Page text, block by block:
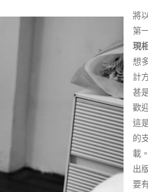
將
第
現
想
計
甚
歡
這
的
載。
出
要